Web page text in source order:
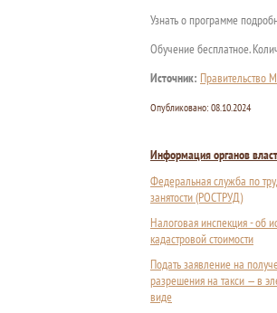
Узнать о программе
Обучение бесплатное.
Источник: Правительство
Опубликовано: 08.10.2024
Информация органов
Федеральная служба по
занятости (РОСТРУД)
Налоговая инспекция - об
кадастровой стоимости
Подать заявление на
разрешения на такси — в
виде